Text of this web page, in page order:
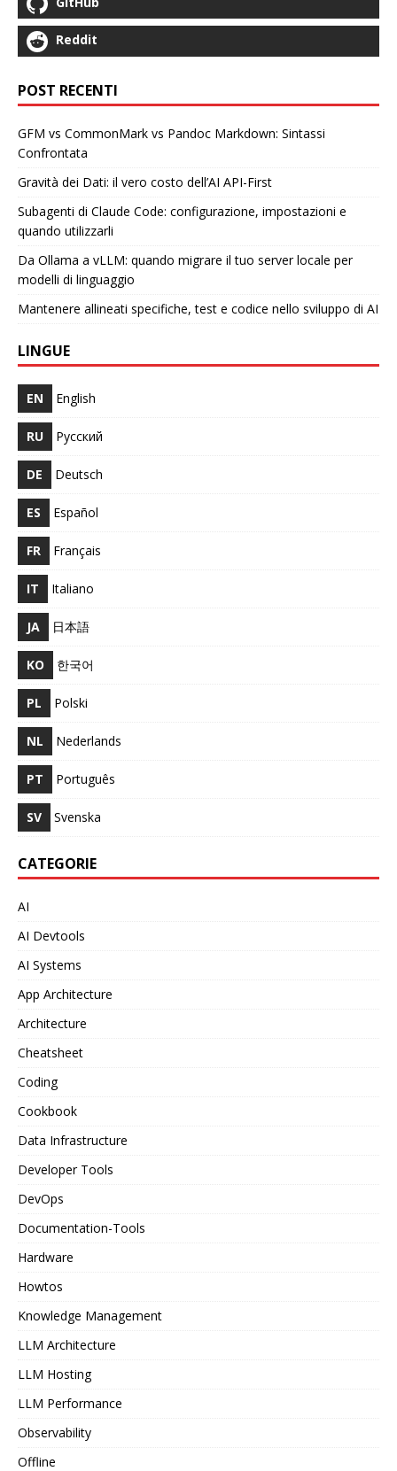
Reddit
POST RECENTI
GFM vs CommonMark vs Pandoc Markdown: Sintassi
Confrontata
Gravità dei Dati: il vero costo dell’AI API-First
Subagenti di Claude Code: configurazione, impostazioni e
quando utilizzarli
Da Ollama a vLLM: quando migrare il tuo server locale per
modelli di linguaggio
Mantenere allineati specifiche, test e codice nello sviluppo di AI
LINGUE
EN English
RU Русский
DE Deutsch
ES Español
FR Français
IT Italiano
JA 日本語
KO 한국어
PL Polski
NL Nederlands
PT Português
SV Svenska
CATEGORIE
AI
AI Devtools
AI Systems
App Architecture
Architecture
Cheatsheet
Coding
Cookbook
Data Infrastructure
Developer Tools
DevOps
Documentation-Tools
Hardware
Howtos
Knowledge Management
LLM Architecture
LLM Hosting
LLM Performance
Observability
Offline